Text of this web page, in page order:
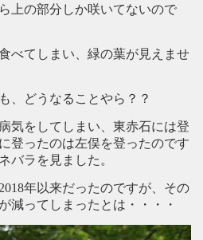
上の部分しか咲いてないので
べてしまい、緑の葉が見えませ
、どうなることやら？？
気をしてしまい、東赤石には登
登ったのは左俣を登ったのです
バラを見ました。
年以来だったのですが、その
減ってしまったとは・・・・